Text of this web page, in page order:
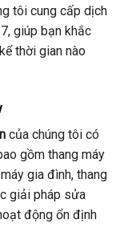
tôi cung cấp dịch
giúp bạn khắc
thời gian nào
của chúng tôi có
gồm thang máy
gia đình, thang
giải pháp sửa
động ổn định